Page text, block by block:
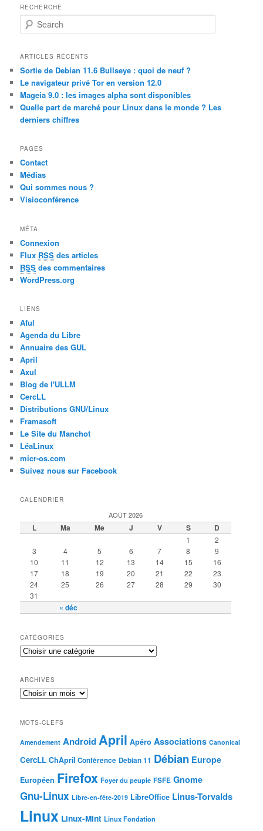
RECHERCHE
e
r
h
ARTICLES RÉCENTS
Sortie de Debian 11.6 Bullseye : quoi de neuf ?
Le navigateur privé Tor en version 12.0
Mageia 9.0 : les images alpha sont disponibles
Quelle part de marché pour Linux dans le monde ? Les
derniers chiffres
PAGES
Contact
Médias
Qui sommes nous ?
Visioconférence
MÉTA
Connexion
Flux RSS des articles
RSS des commentaires
WordPress.org
LIENS
Aful
Agenda du Libre
Annuaire des GUL
April
Axul
Blog de l'ULLM
CercLL
Distributions GNU/Linux
Framasoft
Le Site du Manchot
LéaLinux
micr-os.com
Suivez nous sur Facebook
CALENDRIER
AOÛT 2026
L Ma Me J V S D
« déc
1
2
3
4 5 6 7 8
9
10
11 12 13 14 15
16
17
18 19 20 21 22
23
24
25 26 27 28 29
30
31
CATÉGORIES
ARCHIVES
MOTS-CLEFS
Amendement AndroidApril Apéro Associations Canonical
CercLL ChApril Conférence Debian 11 Débian Europe
Européen Firefox Foyer du peuple FSFE Gnome
Gnu-Linux Libre-en-fête-2019 LibreOffice Linus-Torvalds
Linux Linux-Mint Linux Fondation